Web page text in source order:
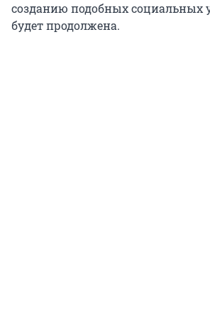
созданию подобных социальных
будет продолжена.